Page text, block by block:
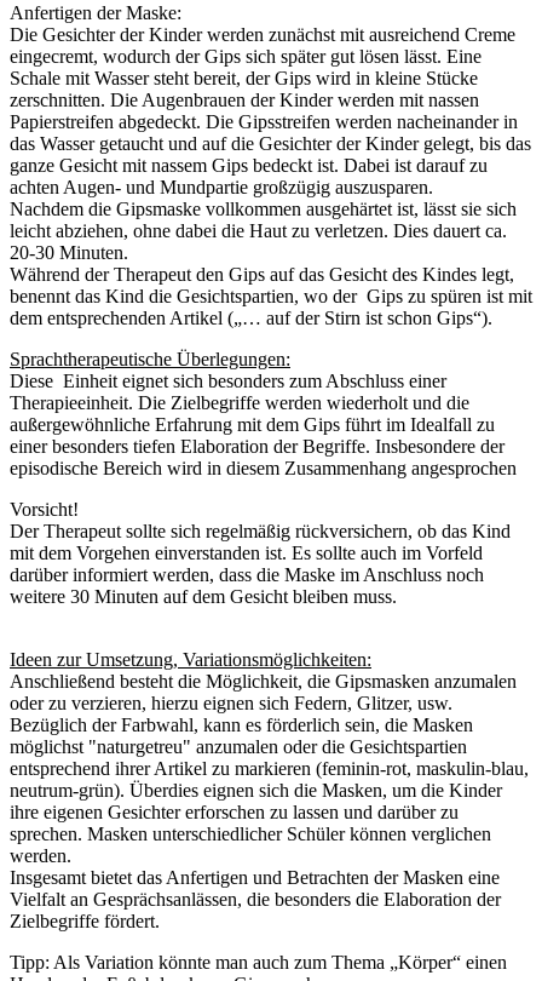
Anfertigen der Maske:
Die Gesichter der Kinder werden zunächst mit ausreichend Creme
eingecremt, wodurch der Gips sich später gut lösen lässt. Eine
Schale mit Wasser steht bereit, der Gips wird in kleine Stücke
zerschnitten. Die Augenbrauen der Kinder werden mit nassen
Papierstreifen abgedeckt. Die Gipsstreifen werden nacheinander in
das Wasser getaucht und auf die Gesichter der Kinder gelegt, bis das
ganze Gesicht mit nassem Gips bedeckt ist. Dabei ist darauf zu
achten Augen- und Mundpartie großzügig auszusparen.
Nachdem die Gipsmaske vollkommen ausgehärtet ist, lässt sie sich
leicht abziehen, ohne dabei die Haut zu verletzen. Dies dauert ca.
20-30 Minuten.
Während der Therapeut den Gips auf das Gesicht des Kindes legt,
benennt das Kind die Gesichtspartien, wo der Gips zu spüren ist mit
dem entsprechenden Artikel („… auf der Stirn ist schon Gips“).
Sprachtherapeutische Überlegungen:
Diese Einheit eignet sich besonders zum Abschluss einer
Therapieeinheit. Die Zielbegriffe werden wiederholt und die
außergewöhnliche Erfahrung mit dem Gips führt im Idealfall zu
einer besonders tiefen Elaboration der Begriffe. Insbesondere der
episodische Bereich wird in diesem Zusammenhang angesprochen
Vorsicht!
Der Therapeut sollte sich regelmäßig rückversichern, ob das Kind
mit dem Vorgehen einverstanden ist. Es sollte auch im Vorfeld
darüber informiert werden, dass die Maske im Anschluss noch
weitere 30 Minuten auf dem Gesicht bleiben muss.
Ideen zur Umsetzung, Variationsmöglichkeiten:
Anschließend besteht die Möglichkeit, die Gipsmasken anzumalen
oder zu verzieren, hierzu eignen sich Federn, Glitzer, usw.
Bezüglich der Farbwahl, kann es förderlich sein, die Masken
möglichst "naturgetreu" anzumalen oder die Gesichtspartien
entsprechend ihrer Artikel zu markieren (feminin-rot, maskulin-blau,
neutrum-grün). Überdies eignen sich die Masken, um die Kinder
ihre eigenen Gesichter erforschen zu lassen und darüber zu
sprechen. Masken unterschiedlicher Schüler können verglichen
werden.
Insgesamt bietet das Anfertigen und Betrachten der Masken eine
Vielfalt an Gesprächsanlässen, die besonders die Elaboration der
Zielbegriffe fördert.
Tipp: Als Variation könnte man auch zum Thema „Körper“ einen